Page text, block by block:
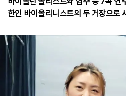
한인 바이올리니스트의 두 거장으로